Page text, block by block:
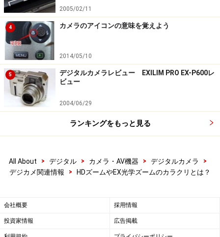
2005/02/11
4 カメラのアイコンの意味を覚えよう
2014/05/10
5
デジタルカメラレビュー EXILIM PRO EX-P600レ
ビュー
2004/06/29
ランキングをもっと見る
All About > デジタル > カメラ・AV機器 > デジタルカメラ
>
デジカメ関連情報
> HDズームやEX光学ズームのカラクリとは？
会社概要 採用情報
投資家情報 広告掲載